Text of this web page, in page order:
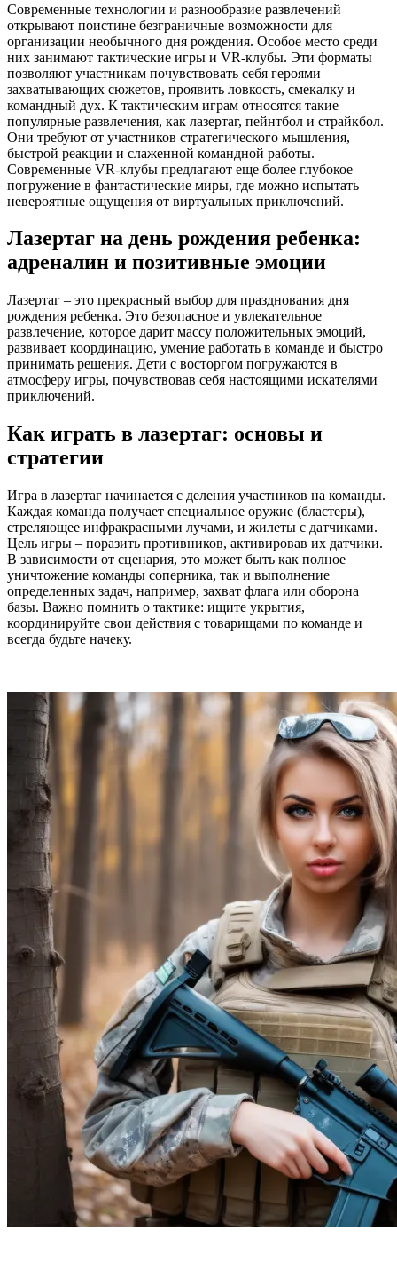
Современные технологии и разнообразие развлечений
открывают поистине безграничные возможности для
организации необычного дня рождения. Особое место среди
них занимают тактические игры и VR-клубы. Эти форматы
позволяют участникам почувствовать себя героями
захватывающих сюжетов, проявить ловкость, смекалку и
командный дух. К тактическим играм относятся такие
популярные развлечения, как лазертаг, пейнтбол и страйкбол.
Они требуют от участников стратегического мышления,
быстрой реакции и слаженной командной работы.
Современные VR-клубы предлагают еще более глубокое
погружение в фантастические миры, где можно испытать
невероятные ощущения от виртуальных приключений.
Лазертаг на день рождения ребенка:
адреналин и позитивные эмоции
Лазертаг – это прекрасный выбор для празднования дня
рождения ребенка. Это безопасное и увлекательное
развлечение, которое дарит массу положительных эмоций,
развивает координацию, умение работать в команде и быстро
принимать решения. Дети с восторгом погружаются в
атмосферу игры, почувствовав себя настоящими искателями
приключений.
Как играть в лазертаг: основы и
стратегии
Игра в лазертаг начинается с деления участников на команды.
Каждая команда получает специальное оружие (бластеры),
стреляющее инфракрасными лучами, и жилеты с датчиками.
Цель игры – поразить противников, активировав их датчики.
В зависимости от сценария, это может быть как полное
уничтожение команды соперника, так и выполнение
определенных задач, например, захват флага или оборона
базы. Важно помнить о тактике: ищите укрытия,
координируйте свои действия с товарищами по команде и
всегда будьте начеку.